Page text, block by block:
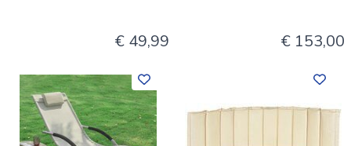
€ 49,99 € 153,00